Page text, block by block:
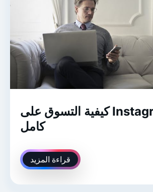
كيفية التسوق على Instagram: دليل
كامل
قراءة المزيد